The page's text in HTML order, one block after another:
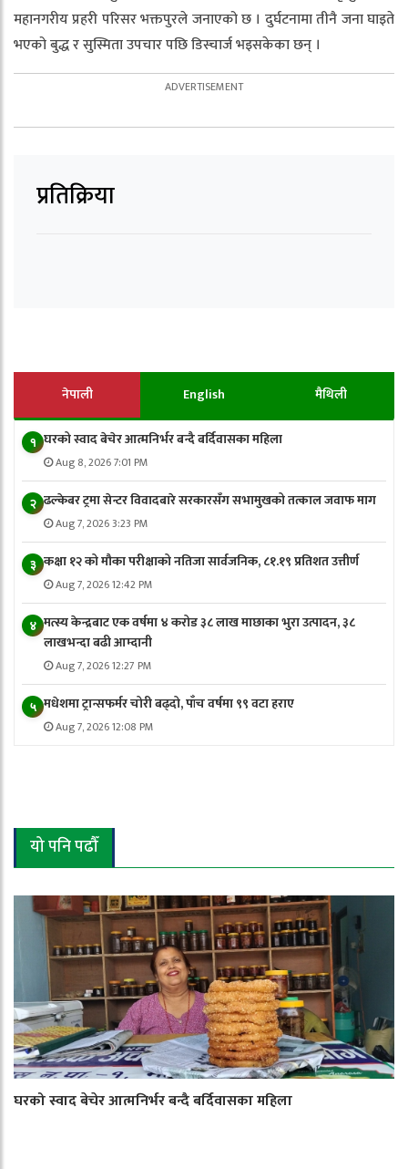
महानगरीय प्रहरी परिसर भक्तपुरले जनाएको छ । दुर्घटनामा तीनै जना घाइते
भएको बुद्ध र सुस्मिता उपचार पछि डिस्चार्ज भइसकेका छन् ।
प्रतिक्रिया
नेपाली English मैथिली
१ घरको स्वाद बेचेर आत्मनिर्भर बन्दै बर्दिवासका महिला
Aug 8, 2026 7:01 PM
२ ढल्केबर ट्रमा सेन्टर विवादबारे सरकारसँग सभामुखको तत्काल जवाफ माग
Aug 7, 2026 3:23 PM
३ कक्षा १२ को मौका परीक्षाको नतिजा सार्वजनिक, ८१.१९ प्रतिशत उत्तीर्ण
Aug 7, 2026 12:42 PM
४ मत्स्य केन्द्रबाट एक वर्षमा ४ करोड ३८ लाख माछाका भुरा उत्पादन, ३८
लाखभन्दा बढी आम्दानी
Aug 7, 2026 12:27 PM
५ मधेशमा ट्रान्सफर्मर चोरी बढ्दो, पाँच वर्षमा ९९ वटा हराए
Aug 7, 2026 12:08 PM
यो पनि पढौँ
घरको स्वाद बेचेर आत्मनिर्भर बन्दै बर्दिवासका महिला